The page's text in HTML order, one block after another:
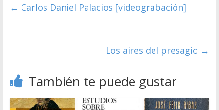
← Carlos Daniel Palacios [videograbación]
Los aires del presagio →
También te puede gustar